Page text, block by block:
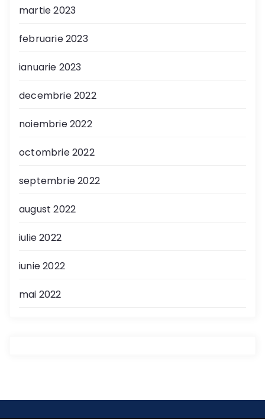
martie 2023
februarie 2023
ianuarie 2023
decembrie 2022
noiembrie 2022
octombrie 2022
septembrie 2022
august 2022
iulie 2022
iunie 2022
mai 2022